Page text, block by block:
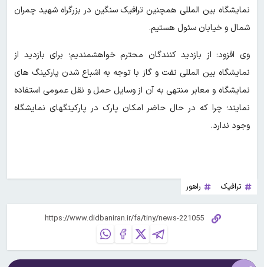
نمایشگاه بین المللی همچنین ترافیک سنگین در بزرگراه شهید چمران
شمال و خیابان سئول هستیم.
وی افزود: از بازدید کنندگان محترم خواهشمندیم؛ برای بازدید از
نمایشگاه بین المللی نفت و گاز با توجه به اشباع شدن پارکینگ های
نمایشگاه و معابر منتهی به آن از وسایل حمل و نقل عمومی استفاده
نمایند؛ چرا که در حال حاضر امکان پارک در پارکینگهای نمایشگاه
وجود ندارد.
ترافیک راهور